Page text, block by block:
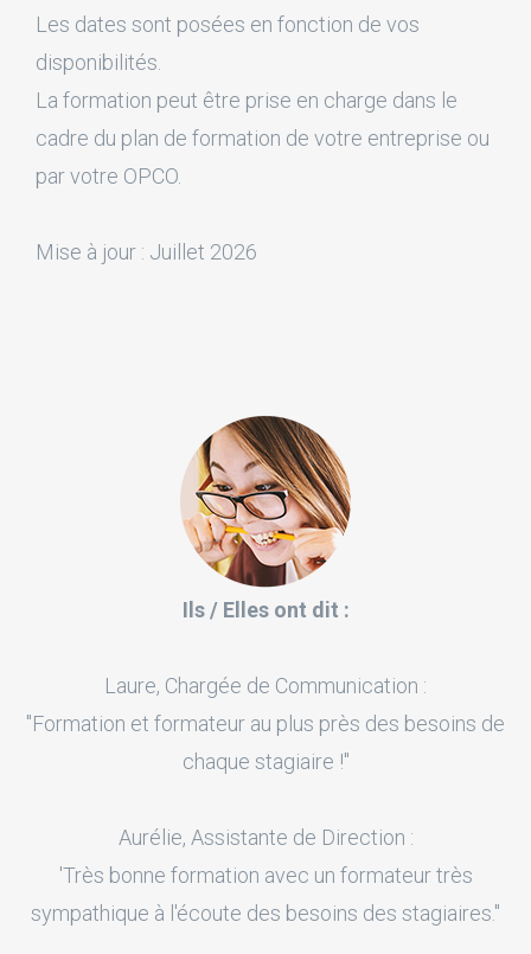
Les dates sont posées en fonction de vos
disponibilités.
La formation peut être prise en charge dans le
cadre du plan de formation de votre entreprise ou
par votre OPCO.
Mise à jour : Juillet 2026
Ils / Elles ont dit :
Laure, Chargée de Communication :
"Formation et formateur au plus près des besoins de
chaque stagiaire !"
Aurélie, Assistante de Direction :
'Très bonne formation avec un formateur très
sympathique à l'écoute des besoins des stagiaires."